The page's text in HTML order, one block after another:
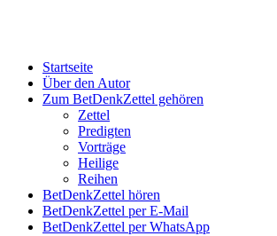
Startseite
Über den Autor
Zum BetDenkZettel gehören
Zettel
Predigten
Vorträge
Heilige
Reihen
BetDenkZettel hören
BetDenkZettel per E-Mail
BetDenkZettel per WhatsApp